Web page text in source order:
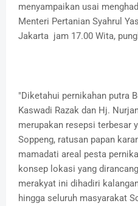
menyampaikan usai
Menteri Pertanian Syahrul
Jakarta jam 17.00 Wita,
"Diketahui pernikahan putra
Kaswadi Razak dan Hj.
merupakan resepsi terbesar
Soppeng, ratusan papan
mamadati areal pesta
konsep lokasi yang
merakyat ini dihadiri
hingga seluruh masyarakat